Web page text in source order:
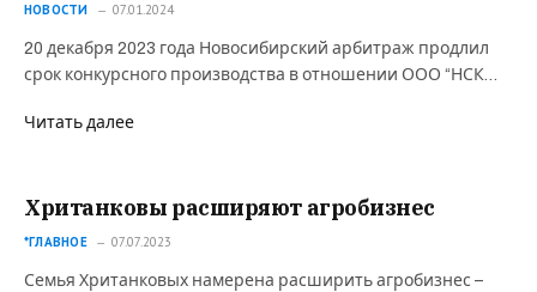
НОВОСТИ 07.01.2024
20 декабря 2023 года Новосибирский арбитраж продлил
срок конкурсного производства в отношении ООО “НСК…
Читать далее
Хританковы расширяют агробизнес
*ГЛАВНОЕ 07.07.2023
Семья Хританковых намерена расширить агробизнес –